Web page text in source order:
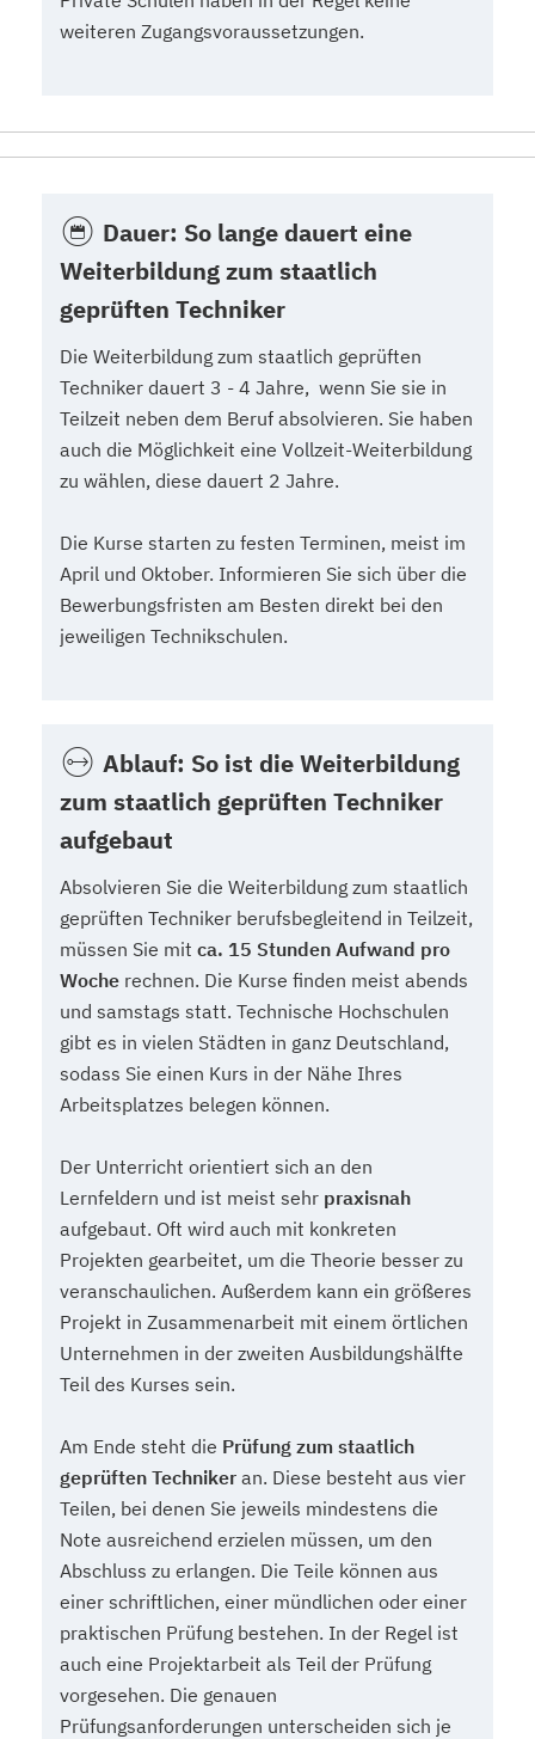
weiteren Zugangsvoraussetzungen.
Dauer: So lange dauert eine
Weiterbildung zum staatlich
geprüften Techniker
Die Weiterbildung zum staatlich geprüften
Techniker dauert 3 - 4 Jahre, wenn Sie sie in
Teilzeit neben dem Beruf absolvieren. Sie haben
auch die Möglichkeit eine Vollzeit-Weiterbildung
zu wählen, diese dauert 2 Jahre.
Die Kurse starten zu festen Terminen, meist im
April und Oktober. Informieren Sie sich über die
Bewerbungsfristen am Besten direkt bei den
jeweiligen Technikschulen.
Ablauf: So ist die Weiterbildung
zum staatlich geprüften Techniker
aufgebaut
Absolvieren Sie die Weiterbildung zum staatlich
geprüften Techniker berufsbegleitend in Teilzeit,
müssen Sie mit ca. 15 Stunden Aufwand pro
Woche rechnen. Die Kurse finden meist abends
und samstags statt. Technische Hochschulen
gibt es in vielen Städten in ganz Deutschland,
sodass Sie einen Kurs in der Nähe Ihres
Arbeitsplatzes belegen können.
Der Unterricht orientiert sich an den
Lernfeldern und ist meist sehr praxisnah
aufgebaut. Oft wird auch mit konkreten
Projekten gearbeitet, um die Theorie besser zu
veranschaulichen. Außerdem kann ein größeres
Projekt in Zusammenarbeit mit einem örtlichen
Unternehmen in der zweiten Ausbildungshälfte
Teil des Kurses sein.
Am Ende steht die Prüfung zum staatlich
geprüften Techniker an. Diese besteht aus vier
Teilen, bei denen Sie jeweils mindestens die
Note ausreichend erzielen müssen, um den
Abschluss zu erlangen. Die Teile können aus
einer schriftlichen, einer mündlichen oder einer
praktischen Prüfung bestehen. In der Regel ist
auch eine Projektarbeit als Teil der Prüfung
vorgesehen. Die genauen
Prüfungsanforderungen unterscheiden sich je